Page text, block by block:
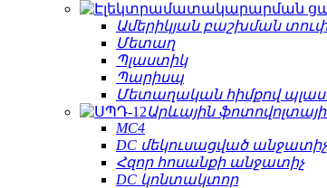
Ամերիկյան բաշխման
Մետաղ
Պլաստիկ
Պարիսպ
Մետաղական հիմքով
Արևային
MC4
DC մեկուսացված անջատիչ
Հզոր հոսանքի անջատիչ
DC կոնտակտոր